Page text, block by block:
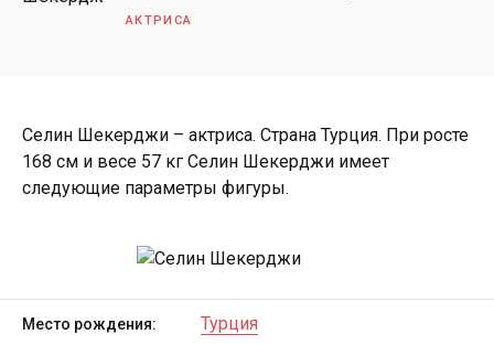
АКТРИСА
Селин Шекерджи – актриса. Страна Турция. При росте
168 см и весе 57 кг Селин Шекерджи имеет
следующие параметры фигуры.
Место рождения: Турция